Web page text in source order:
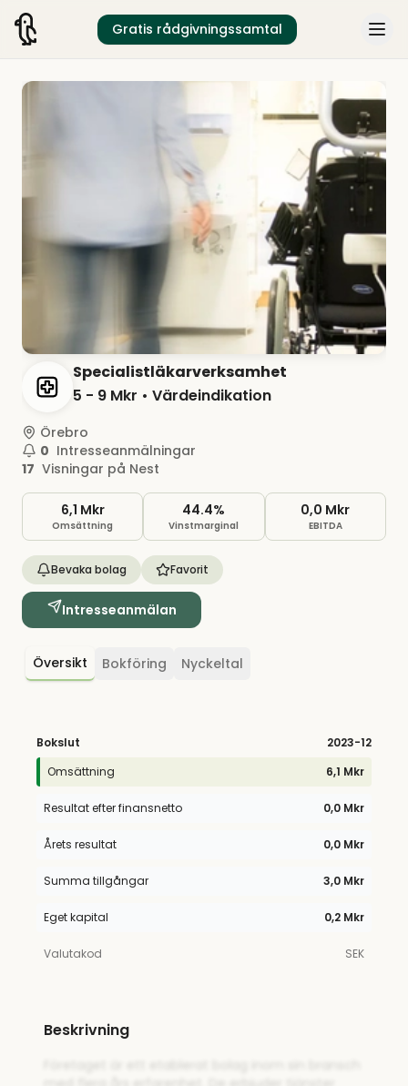
Gratis rådgivningssamtal
Specialistläkarverksamhet
5 - 9 Mkr • Värdeindikation
Örebro
0 Intresseanmälningar
17 Visningar på Nest
6,1 Mkr
Omsättning
44.4%
Vinstmarginal
0,0 Mkr
EBITDA
Bevaka bolag Favorit
Intresseanmälan
Översikt Bokföring Nyckeltal
Bokslut 2023-12
Omsättning
6,1 Mkr
Resultat efter finansnetto 0,0 Mkr
Årets resultat 0,0 Mkr
Summa tillgångar 3,0 Mkr
Eget kapital 0,2 Mkr
Valutakod SEK
Beskrivning